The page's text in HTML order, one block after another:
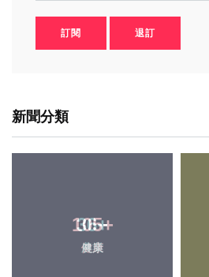
訂閱 退訂
新聞分類
105+
健康